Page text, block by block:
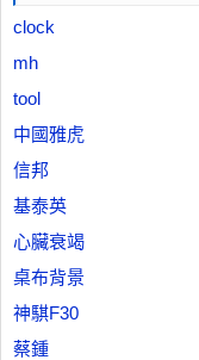
clock
mh
tool
中國雅虎
信邦
基泰英
心臟衰竭
桌布背景
神騏F30
蔡鍾